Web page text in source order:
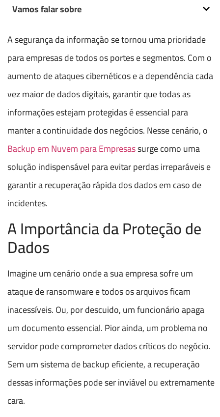
Vamos falar sobre
A segurança da informação se tornou uma prioridade
para empresas de todos os portes e segmentos. Com o
aumento de ataques cibernéticos e a dependência cada
vez maior de dados digitais, garantir que todas as
informações estejam protegidas é essencial para
manter a continuidade dos negócios. Nesse cenário, o
Backup em Nuvem para Empresassurge como uma
solução indispensável para evitar perdas irreparáveis e
garantir a recuperação rápida dos dados em caso de
incidentes.
A Importância da Proteção de
Dados
Imagine um cenário onde a sua empresa sofre um
ataque de ransomware e todos os arquivos ficam
inacessíveis. Ou, por descuido, um funcionário apaga
um documento essencial. Pior ainda, um problema no
servidor pode comprometer dados críticos do negócio.
Sem um sistema de backup eficiente, a recuperação
dessas informações pode ser inviável ou extremamente
cara.